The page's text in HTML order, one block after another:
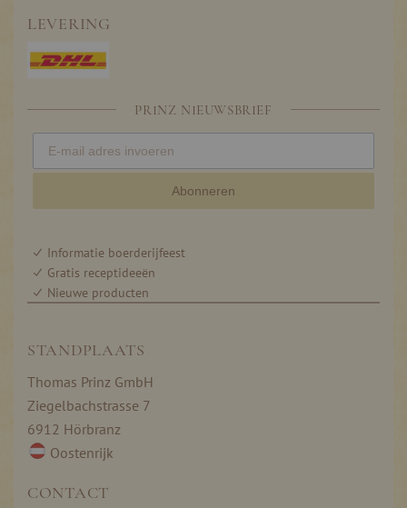
LEVERING
PRINZ NIEUWSBRIEF
Abonneren
Informatie boerderijfeest
Gratis receptideeën
Nieuwe producten
STANDPLAATS
Thomas Prinz GmbH
Ziegelbachstrasse 7
6912 Hörbranz
Oostenrijk
CONTACT